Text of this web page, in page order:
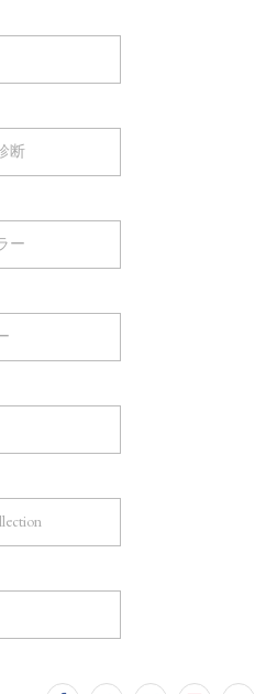
断
ー